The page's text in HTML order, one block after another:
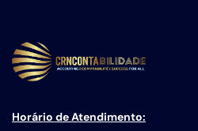
Horário de Atendimento: